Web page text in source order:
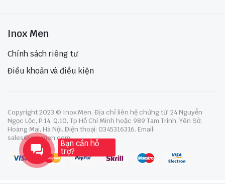
Inox Men
Chính sách riêng tư
Điều khoản và điều kiện
Copyright 2023 © Inox Men. Địa chỉ liên hệ chứng từ: 24 Nguyễn
Ngọc Lộc, P.14, Q.10, Tp Hồ Chí Minh hoặc 989 Tam Trinh, Yên Sở,
Hoàng Mai, Hà Nội. Điện thoại: 0345316316. Email:
sales@inoxmen.com
Bạn cần hỗ
trợ?